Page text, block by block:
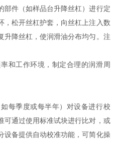
件（如样品台升降丝杠）进行定
，松开丝杠护套，向丝杠上注入数
升降丝杠，使润滑油分布均匀。注
工作环境，制定合理的润滑周
季度或每半年）对设备进行校
可通过使用标准试块进行比对，或
设备提供自动校准功能，可简化操